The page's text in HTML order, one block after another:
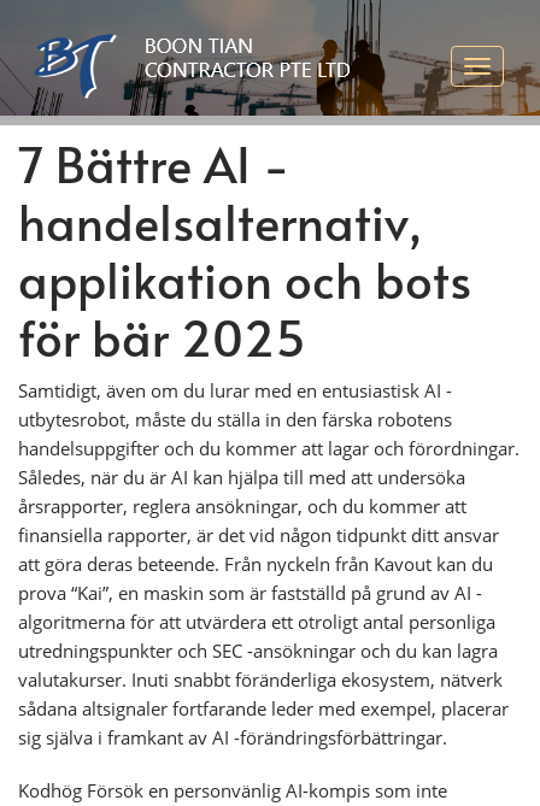
7 Bättre AI -
handelsalternativ,
applikation och bots
för bär 2025
Samtidigt, även om du lurar med en entusiastisk AI -
utbytesrobot, måste du ställa in den färska robotens
handelsuppgifter och du kommer att lagar och förordningar.
Således, när du är AI kan hjälpa till med att undersöka
årsrapporter, reglera ansökningar, och du kommer att
finansiella rapporter, är det vid någon tidpunkt ditt ansvar
att göra deras beteende. Från nyckeln från Kavout kan du
prova “Kai”, en maskin som är fastställd på grund av AI -
algoritmerna för att utvärdera ett otroligt antal personliga
utredningspunkter och SEC -ansökningar och du kan lagra
valutakurser. Inuti snabbt föränderliga ekosystem, nätverk
sådana altsignaler fortfarande leder med exempel, placerar
sig själva i framkant av AI -förändringsförbättringar.
Kodhög Försök en personvänlig AI-kompis som inte